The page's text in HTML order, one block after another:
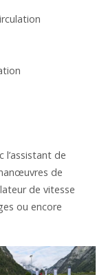
l’assistant de
de
de vitesse
ou encore